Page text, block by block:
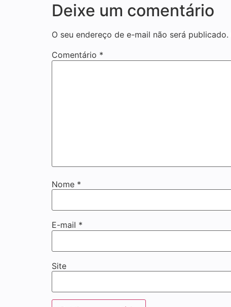
Deixe um comentário
O seu endereço de e-mail não será publicado.
Comentário *
Nome *
E-mail *
Site